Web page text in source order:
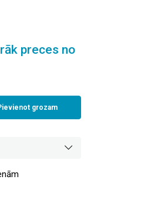
preces no
grozam